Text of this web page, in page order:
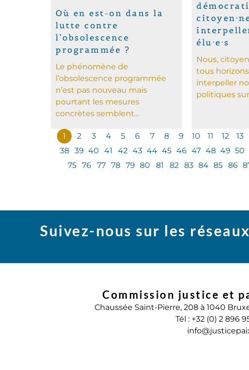
Où en est-on dans la
lutte contre
l’obsolescence
programmée ?
Le phénomène de
l’obsolescence programmée
n’est pas nouveau mais
pourtant les mesures
concrètes semblent...
élu·e·s
Nous,
tous
interpeller
politiques sur
1
2 3 4 5 6 7 8 9 10 11 12 13
38
39 40 41 42 43 44 45 46 47 48 49 50
75
76 77 78 79 80 81 82 83 84 85 86
Suivez-nous sur les réseaux
Commission justice et
Chaussée Saint-Pierre, 208 à 1040
Tél : +32 (0) 2 896